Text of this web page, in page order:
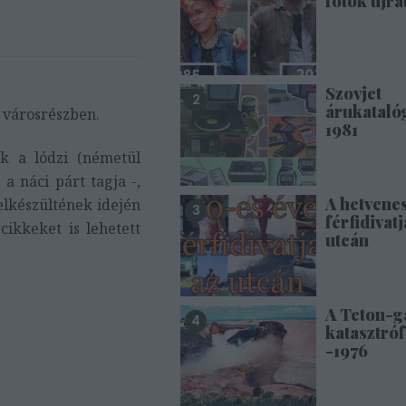
a lódzi (németül
a náci párt tagja -,
idején
is lehetett
Szovjet
1981
A
utcán
A Teton-
-1976